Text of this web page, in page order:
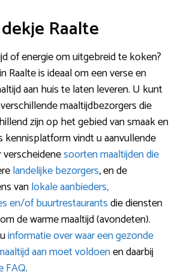
Raalte
of energie om uitgebreid te koken?
Raalte is ideaal om een verse en
aan huis te laten leveren. U kunt
maaltijdbezorgers die
zijn op het gebied van smaak en
kennisplatform vindt u aanvullende
soorten maaltijden die
landelijke bezorgers, en de
vanlokale aanbieders,
en/of buurtrestaurantsdie diensten
de warme maaltijd (avondeten).
informatie over waar een gezonde
aan moet voldoenen daarbij
FAQ.